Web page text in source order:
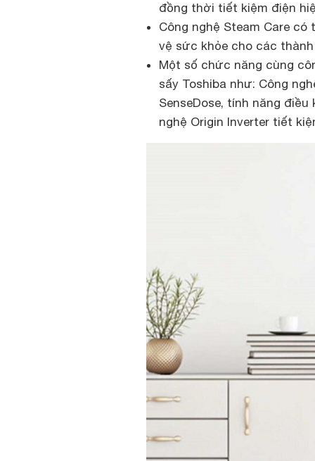
đồng thời tiết kiệm điện
Công nghệ Steam Care
vệ sức khỏe cho các
Một số chức năng cùng
sấy Toshiba như: Công
SenseDose, tính năng
nghệ Origin Inverter tiết